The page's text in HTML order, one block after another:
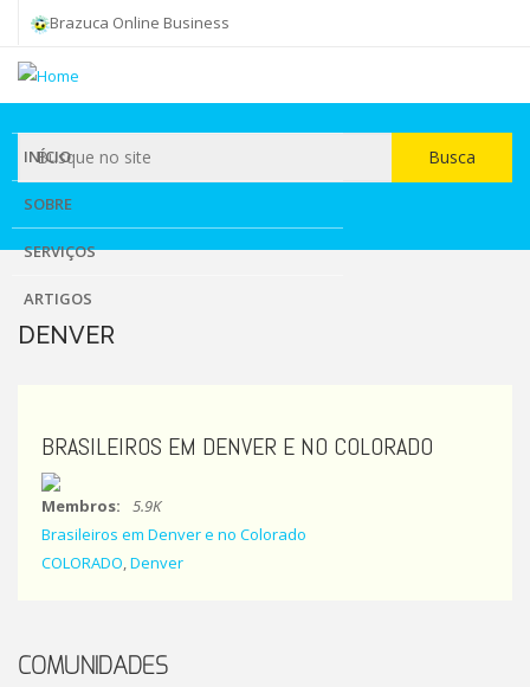
main
content
Brazuca Online Business
INÍCIO
SOBRE
SERVIÇOS
ARTIGOS
Busca
Busca
DENVER
BRASILEIROS EM DENVER E NO COLORADO
Membros:
5.9K
Brasileiros em Denver e no Colorado
COLORADO Denver
COMUNIDADES